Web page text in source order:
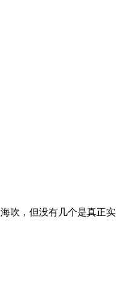
吹，但没有几个是真正实